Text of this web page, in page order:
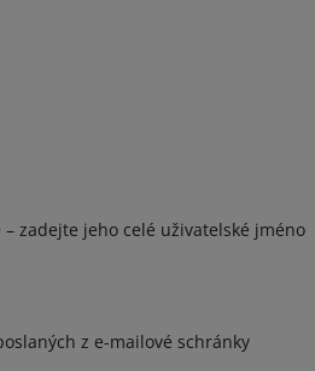
zadejte jeho celé uživatelské jméno
z e-mailové schránky